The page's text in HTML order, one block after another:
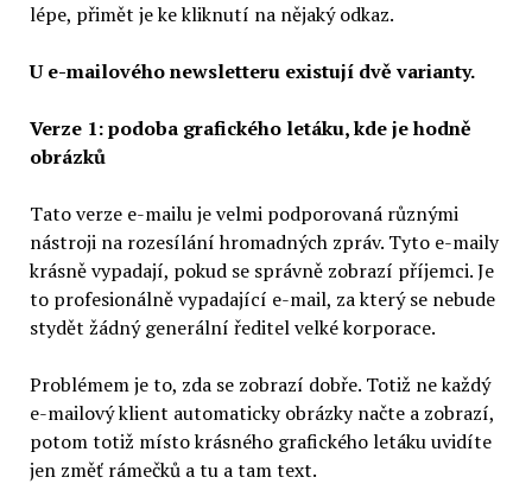
lépe, přimět je ke kliknutí na nějaký odkaz.
U e-mailového newsletteru existují dvě varianty.
Verze 1: podoba grafického letáku, kde je hodně
obrázků
Tato verze e-mailu je velmi podporovaná různými
nástroji na rozesílání hromadných zpráv. Tyto e-maily
krásně vypadají, pokud se správně zobrazí příjemci. Je
to profesionálně vypadající e-mail, za který se nebude
stydět žádný generální ředitel velké korporace.
Problémem je to, zda se zobrazí dobře. Totiž ne každý
e-mailový klient automaticky obrázky načte a zobrazí,
potom totiž místo krásného grafického letáku uvidíte
jen změť rámečků a tu a tam text.